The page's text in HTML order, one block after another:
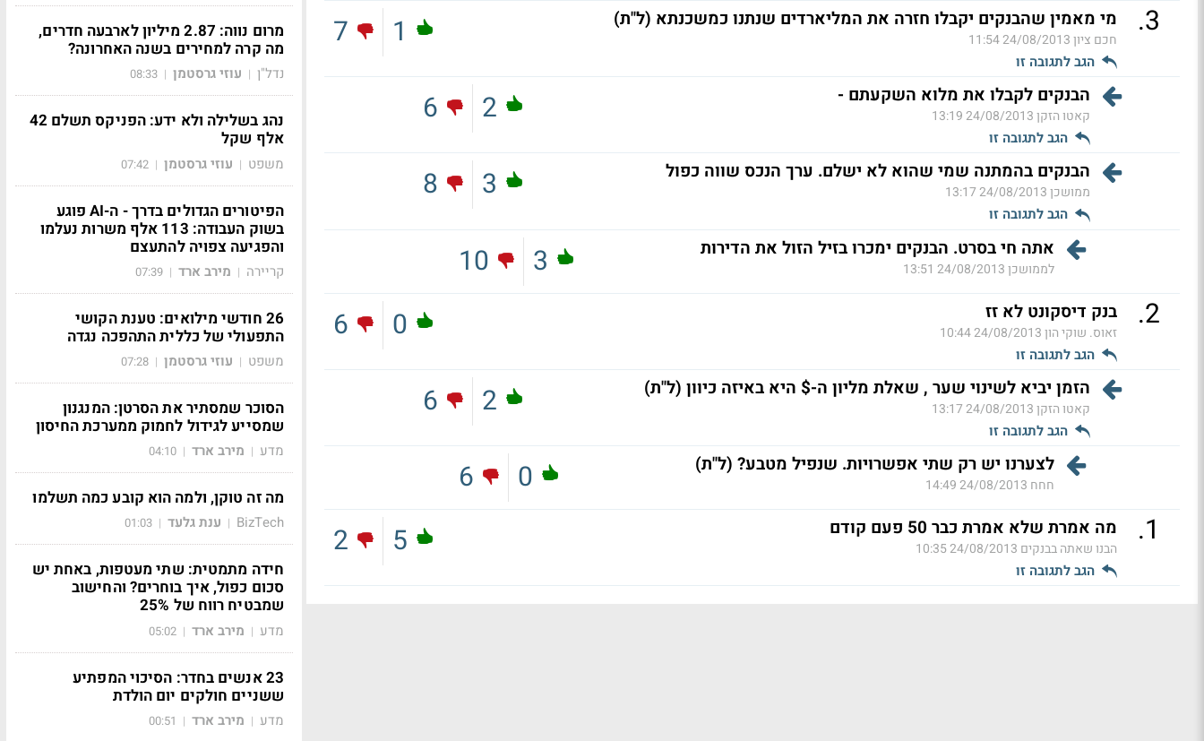
3
. מי מאמין שהבנקים יקבלו חזרה את המליארדים שנתנו כמשכנתא (ל"ת)
חכם ציון24/08/2013 11:54
הגב לתגובה זו
1
7
הבנקים לקבלו את מלוא השקעתם -
קאטו הזקן24/08/2013 13:19
הגב לתגובה זו
2
6
הבנקים בהמתנה שמי שהוא לא ישלם. ערך הנכס שווה כפול
ממושכן24/08/2013 13:17
הגב לתגובה זו
3
8
אתה חי בסרט. הבנקים ימכרו בזיל הזול את הדירות
לממושכן24/08/2013 13:51
3
10
2
. בנק דיסקונט לא זז
זאוס. שוקי הון24/08/2013 10:44
הגב לתגובה זו
0
6
הזמן יביא לשינוי שער , שאלת מליון ה-$ היא באיזה כיוון (ל"ת)
קאטו הזקן24/08/2013 13:17
הגב לתגובה זו
2
6
לצערנו יש רק שתי אפשרויות. שנפיל מטבע? (ל"ת)
חחח 24/08/2013 14:49
0
6
1
. מה אמרת שלא אמרת כבר 50 פעם קודם
הבנו שאתה בבנקים 24/08/2013 10:35
הגב לתגובה זו
5
2
מרום נווה: 2.87 מיליון לארבעה חדרים,
מה קרה למחירים בשנה האחרונה?
נדל"ן | עוזי גרסטמן |
08:33
נהג בשלילה ולא ידע: הפניקס תשלם 42
אלף שקל
משפט | עוזי גרסטמן |
07:42
הפיטורים הגדולים בדרך - ה-AI פוגע
בשוק העבודה: 113 אלף משרות נעלמו
והפגיעה צפויה להתעצם
קריירה | מירב ארד |
07:39
26 חודשי מילואים: טענת הקושי
התפעולי של כללית התהפכה נגדה
משפט | עוזי גרסטמן |
07:28
הסוכר שמסתיר את הסרטן: המנגנון
שמסייע לגידול לחמוק ממערכת החיסון
מדע | מירב ארד |
04:10
מה זה טוקן, ולמה הוא קובע כמה תשלמו
BizTech
| ענת גלעד |
01:03
חידה מתמטית: שתי מעטפות, באחת יש
סכום כפול, איך בוחרים? והחישוב
שמבטיח רווח של 25%
מדע | מירב ארד |
05:02
23 אנשים בחדר: הסיכוי המפתיע
ששניים חולקים יום הולדת
מדע | מירב ארד |
00:51